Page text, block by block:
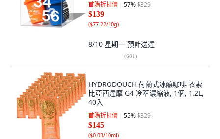
首購折扣價 57%$329
$139
($77.22/10g)
8/10 星期一 預計送達
(681)
HYDRODOUCH 荷蘭式冰釀咖啡 衣索
比亞西達摩 G4 冷萃濃縮液, 1個, 1.2L,
40入
首購折扣價 55%$329
$145
($0.03/10ml)